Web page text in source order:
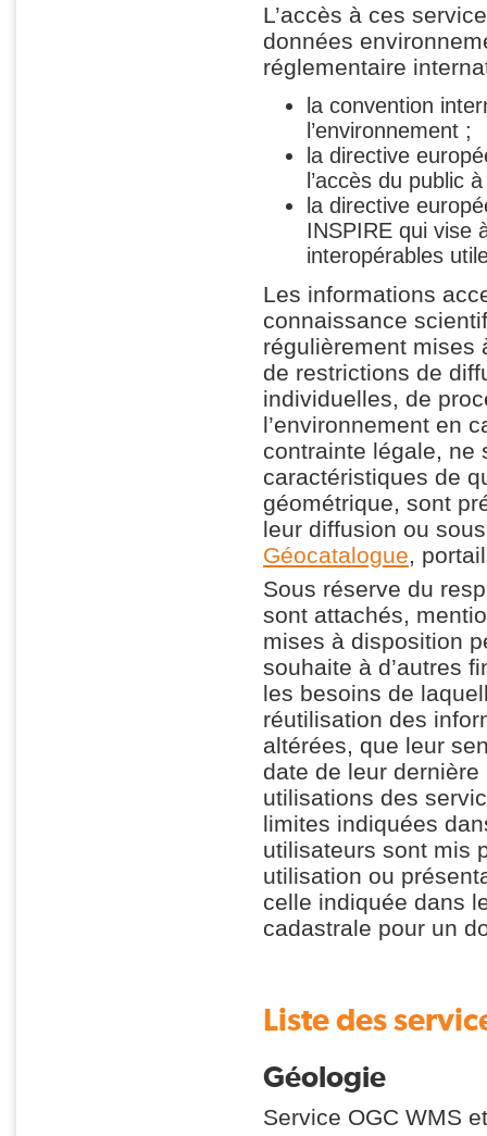
L’accès à ces
données
réglementaire
la convention
l’environnement ;
la directive
l’accès du public
la directive
INSPIRE qui vise
interopérables
Les informations
connaissance
régulièrement mises
de restrictions de
individuelles, de
l’environnement en
contrainte légale, ne
caractéristiques de
géométrique, sont
leur diffusion ou
Géocatalogue,
Sous réserve du
sont attachés,
mises à disposition
souhaite à d’autres
les besoins de
réutilisation des
altérées, que leur
date de leur
utilisations des
limites indiquées
utilisateurs sont mis
utilisation ou
celle indiquée dans
cadastrale pour un
Liste des
Géologie
Service OGC WMS